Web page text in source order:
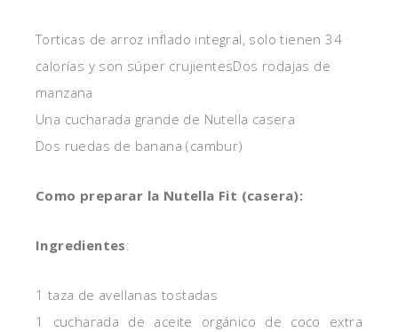
Torticas de arroz inflado integral, solo tienen 34
calorías y son súper crujientesDos rodajas de
manzana
Una cucharada grande de Nutella casera
Dos ruedas de banana (cambur)
Como preparar la Nutella Fit (casera):
Ingredientes:
1 taza de avellanas tostadas
1 cucharada de aceite orgánico de coco extra